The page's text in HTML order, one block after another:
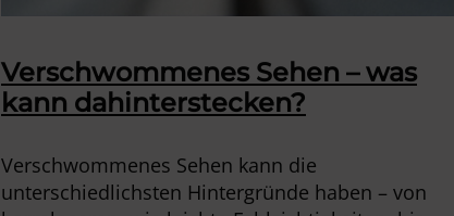
Verschwommenes Sehen – was
kann dahinterstecken?
Verschwommenes Sehen kann die
unterschiedlichsten Hintergründe haben – von